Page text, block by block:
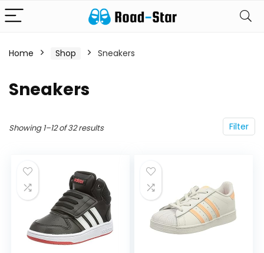
Home Shop Sneakers
Sneakers
Filter
Showing 1–12 of 32 results